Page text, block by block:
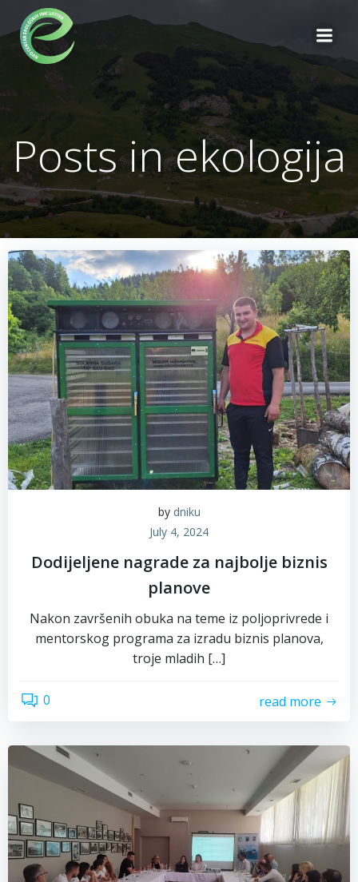
to
content
Posts in ekologija
by dniku
July 4, 2024
Dodijeljene nagrade za najbolje biznis
planove
Nakon završenih obuka na teme iz poljoprivrede i
mentorskog programa za izradu biznis planova,
troje mladih […]
0 read more